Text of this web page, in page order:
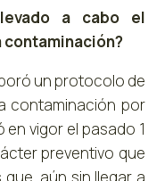
a cabo el
contaminación?
un protocolo de
contaminación por
vigor el pasado 1
preventivo que